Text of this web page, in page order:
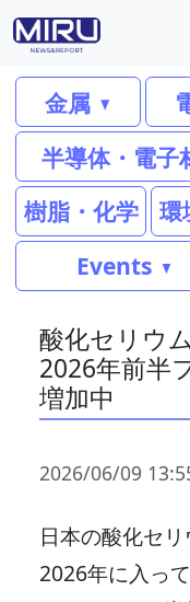
金属
半導体・電子
樹脂・化学
環
Events
酸化セリウ
2026年前半
増加中
2026/06/09
日本の酸化セ
2026年に入っ